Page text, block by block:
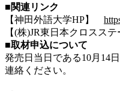
■関連リンク
【神田外語大学HP】
【(株)JR東日本クロスス
■取材申込について
発売日当日である10月14
連絡ください。